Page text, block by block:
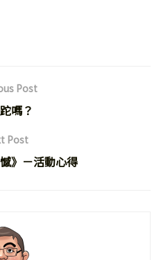
Post
嗎？
Post
》－活動心得